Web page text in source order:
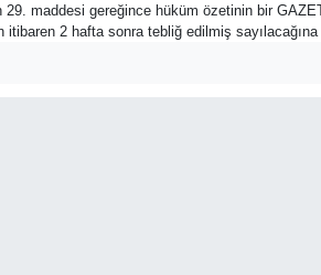
29. maddesi gereğince hüküm özetinin bir
itibaren 2 hafta sonra tebliğ edilmiş